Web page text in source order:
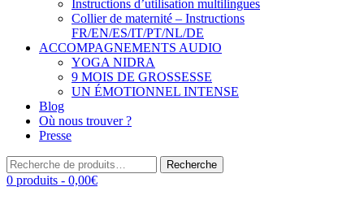
Instructions d’utilisation multilingues
Collier de maternité – Instructions
FR/EN/ES/IT/PT/NL/DE
ACCOMPAGNEMENTS AUDIO
YOGA NIDRA
9 MOIS DE GROSSESSE
UN ÉMOTIONNEL INTENSE
Blog
Où nous trouver ?
Presse
Recherche
pour :
Recherche
0 produits - 0,00€